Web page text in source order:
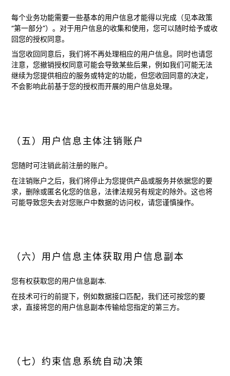
每个业务功能需要一些基本的用户信息才能得以完成（见本政策
“第一部分”）。对于用户信息的收集和使用，您可以随时给予或收
回您的授权同意。
当您收回同意后，我们将不再处理相应的用户信息。同时也请您
注意，您撤销授权同意可能会导致某些后果，例如我们可能无法
继续为您提供相应的服务或特定的功能，但您收回同意的决定，
不会影响此前基于您的授权而开展的用户信息处理。
（五）用户信息主体注销账户
您随时可注销此前注册的账户。
在注销账户之后，我们将停止为您提供产品或服务并依据您的要
求，删除或匿名化您的信息，法律法规另有规定的除外。这也将
可能导致您失去对您账户中数据的访问权，请您谨慎操作。
（六）用户信息主体获取用户信息副本
您有权获取您的用户信息副本.
在技术可行的前提下，例如数据接口匹配，我们还可按您的要
求，直接将您的用户信息副本传输给您指定的第三方。
（七）约束信息系统自动决策